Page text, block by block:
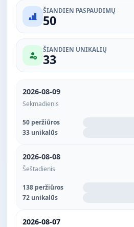
ŠIANDIEN PASPAUDIMŲ
50
ŠIANDIEN UNIKALIŲ
33
2026-08-09
Sekmadienis
50 peržiūros
33 unikalūs
2026-08-08
Šeštadienis
138 peržiūros
72 unikalūs
2026-08-07